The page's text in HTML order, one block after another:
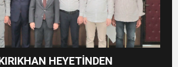
HEYETİNDEN